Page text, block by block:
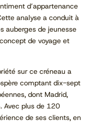
d’appartenance
analyse a conduit à
auberges de jeunesse
de voyage et
sur ce créneau a
comptant dix-sept
dont Madrid,
Avec plus de 120
de ses clients, en